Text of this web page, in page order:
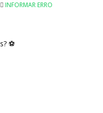
INFORMAR ERRO
⚽